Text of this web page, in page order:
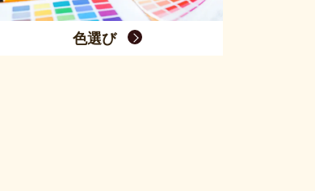
色選び